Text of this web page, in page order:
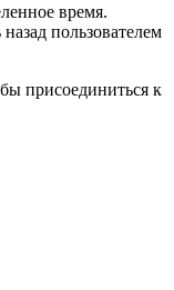
время.
пользователем
присоединиться к